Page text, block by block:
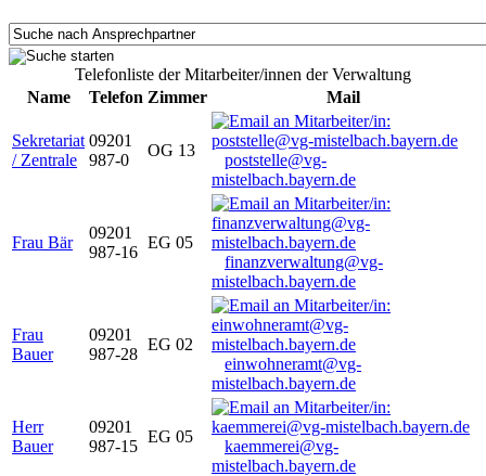
Telefonliste der Mitarbeiter/innen der Verwaltung
Name
Telefon Zimmer Mail
Sekretariat
/ Zentrale
09201
987-0
OG 13
poststelle@vg-
mistelbach.bayern.de
Frau Bär
09201
987-16
EG 05
finanzverwaltung@vg-
mistelbach.bayern.de
Frau
Bauer
09201
987-28
EG 02
einwohneramt@vg-
mistelbach.bayern.de
Herr
Bauer
09201
987-15
EG 05
kaemmerei@vg-
mistelbach.bayern.de